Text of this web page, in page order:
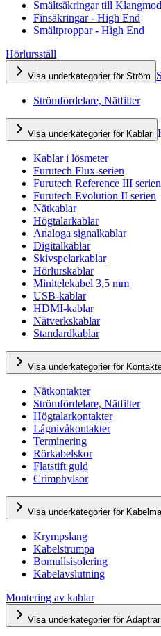
Smältsäkringar till
Finsäkringar - High End
Smältproppar - High End
Hörlursställ
Visa underkategorier för Ström
Strömfördelare, Nätfilter
Visa underkategorier för Kablar
Kablar i lösmeter
Furutech Flux-serien
Furutech Reference III serien
Furutech Evolution II serien
Nätkablar
Högtalarkablar
Analoga signalkablar
Digitalkablar
Skivspelarkablar
Hörlurskablar
Minitelekabel 3,5 mm
USB-kablar
HDMI-kablar
Nätverkskablar
Standardkablar
Visa underkategorier för
Nätkontakter
Strömfördelare, Nätfilter
Högtalarkontakter
Lågnivåkontakter
Terminering
Rörkabelskor
Flatstift guld
Crimphylsor
Visa underkategorier för
Krympslang
Kabelstrumpa
Bomullsisolering
Kabelavslutning
Montering av kablar
Visa underkategorier för Adaptrar